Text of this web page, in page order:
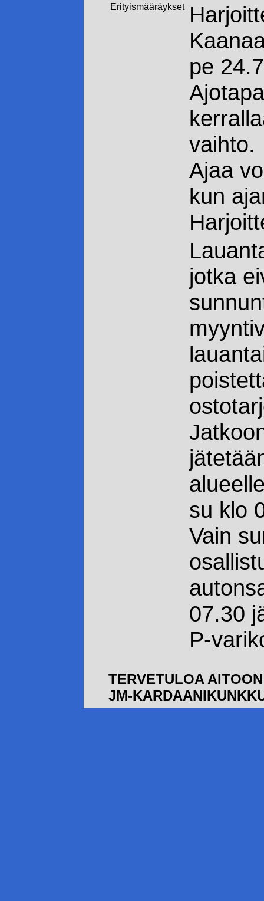
Erityismääräykset
pe
vaihto.
Ajaa
kun
jotka
su klo
Vain
07.30
P-
TERVETULOA
JM-